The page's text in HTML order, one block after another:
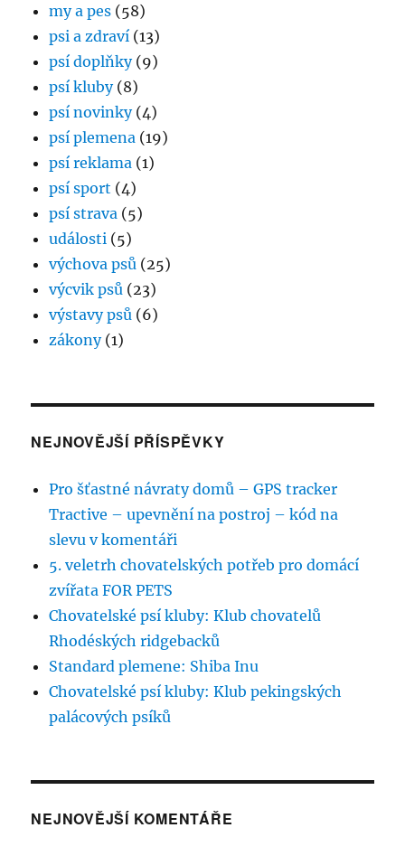
my a pes (58)
psi a zdraví (13)
psí doplňky(9)
psí kluby(8)
psí novinky(4)
psí plemena (19)
psí reklama (1)
psí sport (4)
psí strava (5)
události (5)
výchova psů (25)
výcvik psů (23)
výstavy psů (6)
zákony(1)
NEJNOVĚJŠÍ PŘÍSPĚVKY
Pro šťastné návraty domů – GPS tracker
Tractive – upevnění na postroj – kód na
slevu v komentáři
5. veletrh chovatelských potřeb pro domácí
zvířata FOR PETS
Chovatelské psí kluby: Klub chovatelů
Rhodéských ridgebacků
Standard plemene: Shiba Inu
Chovatelské psí kluby: Klub pekingských
palácových psíků
NEJNOVĚJŠÍ KOMENTÁŘE